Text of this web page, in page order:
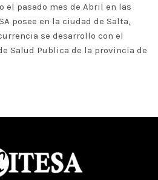
el pasado mes de Abril en las
posee en la ciudad de Salta,
se desarrollo con el
Salud Publica de la provincia de